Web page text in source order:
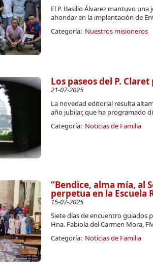
El P. Basilio Álvarez mantuvo
ahondar en la implantación de
Categoría: Nuestros misioneros
Los paseos del P.
21-07-2025
La novedad editorial resulta
año jubilar, que ha programado
Categoría: Noticias de Familia
“Bendice, alma mía, al
perpetua en la Escuela
15-07-2025
Siete días de encuentro guiados
Hna. Fabiola del Carmen Mora,
Categoría: Noticias de Familia